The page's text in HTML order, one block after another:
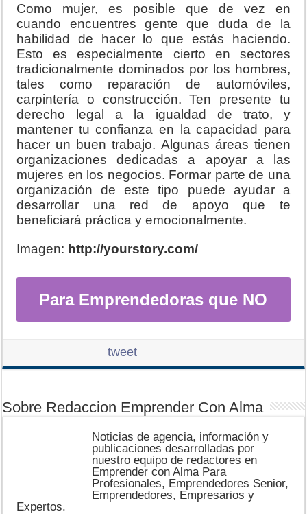
Como mujer, es posible que de vez en
cuando encuentres gente que duda de la
habilidad de hacer lo que estás haciendo.
Esto es especialmente cierto en sectores
tradicionalmente dominados por los hombres,
tales como reparación de automóviles,
carpintería o construcción. Ten presente tu
derecho legal a la igualdad de trato, y
mantener tu confianza en la capacidad para
hacer un buen trabajo. Algunas áreas tienen
organizaciones dedicadas a apoyar a las
mujeres en los negocios. Formar parte de una
organización de este tipo puede ayudar a
desarrollar una red de apoyo que te
beneficiará práctica y emocionalmente.
Imagen: http://yourstory.com/
Para Emprendedoras que NO
le Temen Al Éxito
tweet
Sobre Redaccion Emprender Con Alma
Noticias de agencia, información y
publicaciones desarrolladas por
nuestro equipo de redactores en
Emprender con Alma Para
Profesionales, Emprendedores Senior,
Emprendedores, Empresarios y
Expertos.